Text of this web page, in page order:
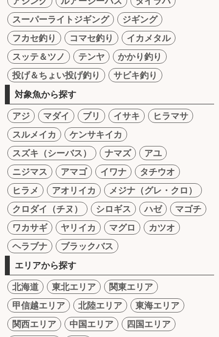
スーパーライトジギング
ジギング
フカセ釣り
コマセ釣り
イカメタル
スッテ＆ツノ
テンヤ
かかり釣り
投げ＆ちょい投げ釣り
サビキ釣り
対象魚から探す
アジ マダイ ブリ イサキ
ヒラマサ
スルメイカ
ケンサキイカ
スズキ（シーバス）
ナマズ
アユ
ニジマス
アマゴ イワナ
タチウオ
ヒラメ
アオリイカ
メジナ（グレ・クロ）
クロダイ（チヌ）
シロギス ハゼ
マゴチ
ワカサギ
ヤリイカ マグロ
カツオ
ヘラブナ
ブラックバス
エリアから探す
北海道 東北エリア
関東エリア
甲信越エリア
北陸エリア
東海エリア
関西エリア
中国エリア
四国エリア